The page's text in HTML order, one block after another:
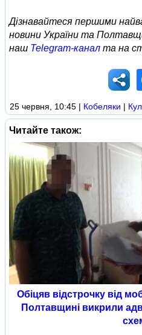
Дізнавайтеся першими
новини України та
наш Telegram-канал та на
25 червня, 10:45 | Кобеляки |
Читайте також:
Обіцяв відстрочку від
Полтавщині викрили